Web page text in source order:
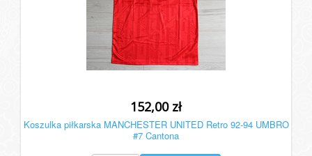
152,00 zł
Koszulka piłkarska MANCHESTER UNITED Retro 92-94 UMBRO
#7 Cantona